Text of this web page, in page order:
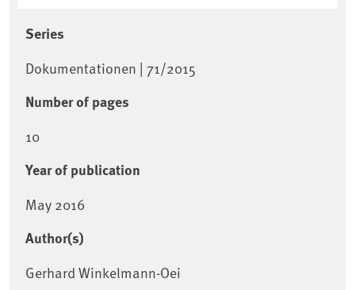
Series
Dokumentationen | 71/2015
Number of pages
10
Year of publication
May 2016
Author(s)
Gerhard Winkelmann-Oei